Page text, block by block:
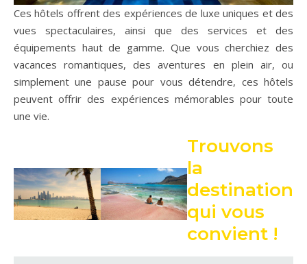
Ces hôtels offrent des expériences de luxe uniques et des
vues spectaculaires, ainsi que des services et des
équipements haut de gamme. Que vous cherchiez des
vacances romantiques, des aventures en plein air, ou
simplement une pause pour vous détendre, ces hôtels
peuvent offrir des expériences mémorables pour toute
une vie.
Trouvons
la
destination
qui vous
convient !